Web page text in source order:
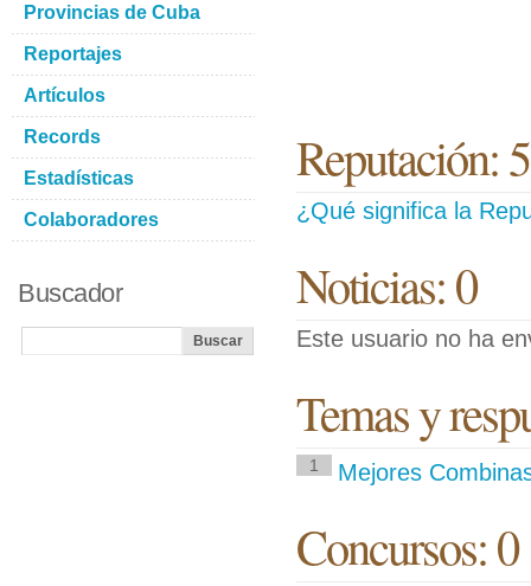
Reputación: 5
¿Qué significa la
Noticias: 0
Este usuario no ha
Temas y
1 Mejores
Concursos: 0
Provincias de Cuba
Reportajes
Artículos
Records
Estadísticas
Colaboradores
Buscador